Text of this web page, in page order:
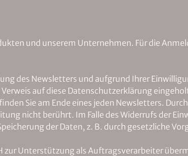
und unserem Unternehmen. Für die
des Newsletters und aufgrund Ihrer
auf diese Datenschutzerklärung
Sie am Ende eines jeden Newsletters.
nicht berührt. Im Falle des Widerrufs der
der Daten, z. B. durch gesetzliche
zur Unterstützung als Auftragsverarbeiter